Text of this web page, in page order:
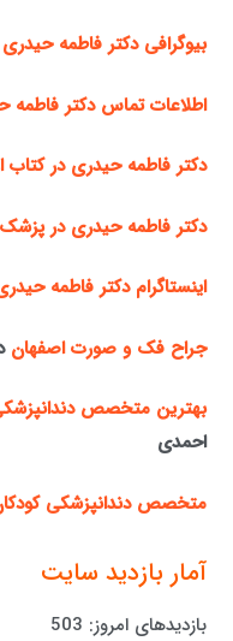
بیوگرافی دکتر فاطمه حیدری
اطلاعات تماس دکتر فاطمه
دکتر فاطمه حیدری در کتاب
دکتر فاطمه حیدری در
اینستاگرام دکتر فاطمه
جراح فک و صورت اصفهان
بهترین متخصص
احمدی
متخصص دندانپزشکی
آمار بازدید سایت
بازدیدهای امروز: 503